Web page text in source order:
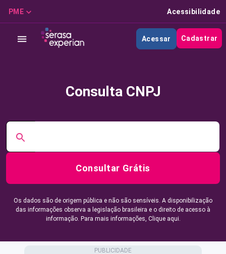
PME Acessibilidade
Acessar Cadastrar
Consulta CNPJ
Consultar Grátis
Os dados são de origem pública e não são sensíveis. A disponibilização
das informações observa a legislação brasileira e o direito de acesso à
informação. Para mais informações, Clique aqui.